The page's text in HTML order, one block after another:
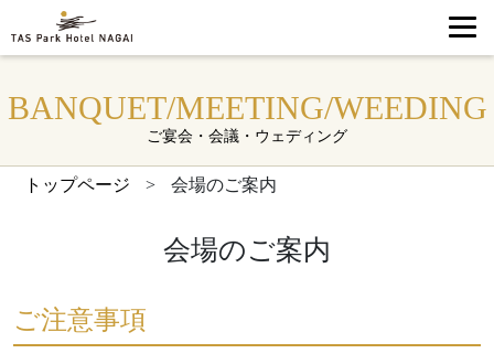
BANQUET/MEETING/WEEDING
ご宴会・会議・ウェディング
トップページ > 会場のご案内
会場のご案内
ご注意事項